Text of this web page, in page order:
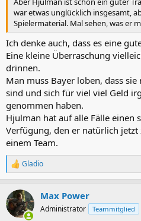
war etwas unglücklich insgesamt,
Spielermaterial. Mal sehen, was er
Ich denke auch, dass es eine
Eine kleine Überraschung
drinnen.
Man muss Bayer loben, dass
sind und sich für viel viel Geld
genommen haben.
Hjulman hat auf alle Fälle einen
Verfügung, den er natürlich
einem Team.
R
e
k
t
i
Gladio
Max Power
Administrator Teammitglied